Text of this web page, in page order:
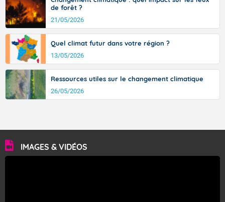
de forêt ?
21/05/2026
Quel climat futur dans votre région ?
13/05/2026
Ressources utiles sur le changement climatique
26/05/2026
IMAGES & VIDÉOS